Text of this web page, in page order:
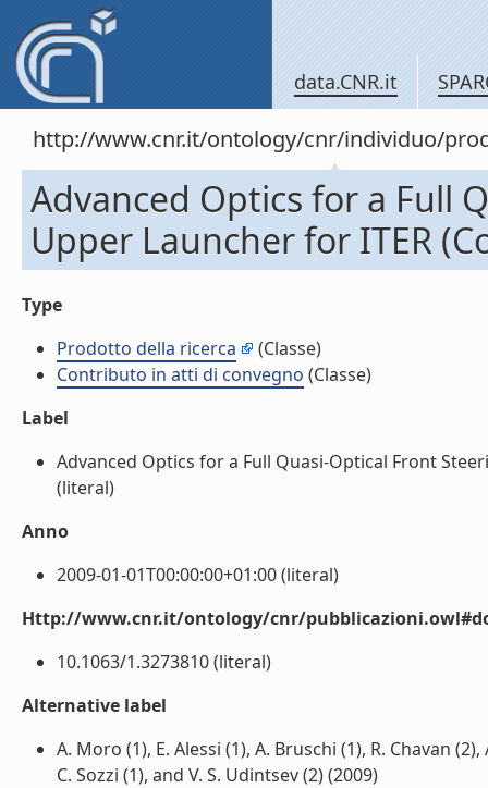
data.CNR.it
http://www.cnr.it/ontology/cnr/individuo/
Advanced Optics for a Full
Upper Launcher for ITER
Type
Prodotto della ricerca
(Classe)
Contributo in atti di convegno (Classe)
Label
Advanced Optics for a Full Quasi-Optical Front
(literal)
Anno
2009-01-01T00:00:00+01:00 (literal)
Http://www.cnr.it/ontology/cnr/
10.1063/1.3273810 (literal)
Alternative label
A. Moro (1), E. Alessi (1), A. Bruschi (1), R. Chavan
C. Sozzi (1), and V. S. Udintsev (2) (2009)